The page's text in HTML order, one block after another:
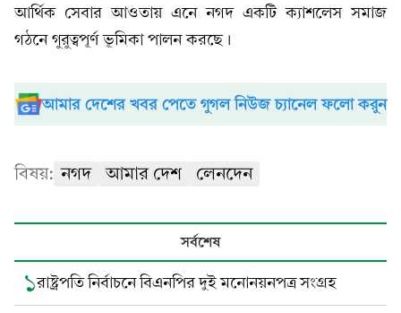
আর্থিক সেবার আওতায় এনে নগদ একটি ক্যাশলেস সমাজ
গঠনে গুরুত্বপূর্ণ ভূমিকা পালন করছে।
আমার দেশের খবর পেতে গুগল নিউজ চ্যানেল ফলো করুন
বিষয়: নগদ আমার দেশ লেনদেন
সর্বশেষ
১রাষ্ট্রপতি নির্বাচনে বিএনপির দুই মনোনয়নপত্র সংগ্রহ